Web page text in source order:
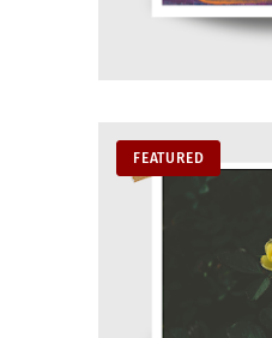
FEATURED